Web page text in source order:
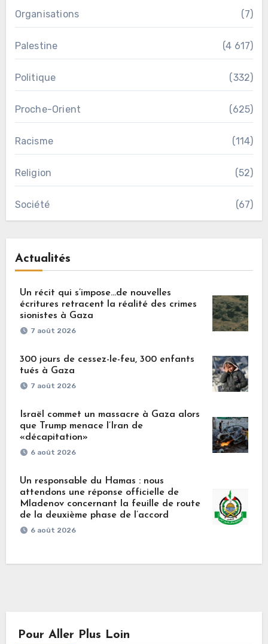
Organisations (7)
Palestine (4 617)
Politique (332)
Proche-Orient (625)
Racisme (114)
Religion (52)
Société (67)
Actualités
Un récit qui s’impose…de nouvelles
écritures retracent la réalité des crimes
sionistes à Gaza
7 août 2026
300 jours de cessez-le-feu, 300 enfants
tués à Gaza
7 août 2026
Israël commet un massacre à Gaza alors
que Trump menace l’Iran de
«décapitation»
6 août 2026
Un responsable du Hamas : nous
attendons une réponse officielle de
Mladenov concernant la feuille de route
de la deuxième phase de l’accord
6 août 2026
Pour Aller Plus Loin